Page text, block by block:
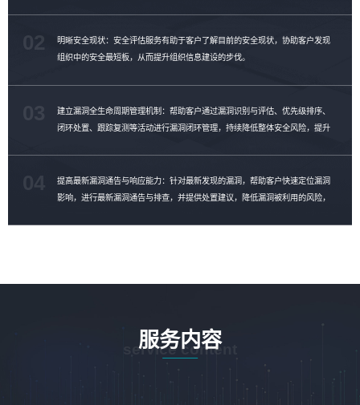
明晰安全现状：安全评估服务有助于客户了解目前的安全现状，协助客户发现
组织中的安全最短板，从而提升组织信息建设的步伐。
02
建立漏洞全生命周期管理机制：帮助客户通过漏洞识别与评估、优先级排序、
闭环处置、跟踪复测等活动进行漏洞闭环管理，持续降低整体安全风险，提升
提高最新漏洞通告与响应能力：针对最新发现的漏洞，帮助客户快速定位漏洞
影响，进行最新漏洞通告与排查，并提供处置建议，降低漏洞被利用的风险，
04
服务内容
service content